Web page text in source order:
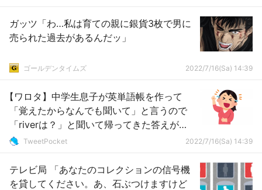
ガッツ「わ…私は育ての親に銀貨3枚で男に
売られた過去があるんだッ」
ゴールデンタイムズ 2022/7/16(Sa) 14:39
【ワロタ】中学生息子が英単語帳を作って
「覚えたからなんでも聞いて」と言うので
「riverは？」と聞いて帰ってきた答えがこ
ちらｗｗｗｗｗ
TweetPocket 2022/7/16(Sa) 14:39
テレビ局 「あなたのコレクションの信号機
を貸してください。あ、石ぶつけますけど